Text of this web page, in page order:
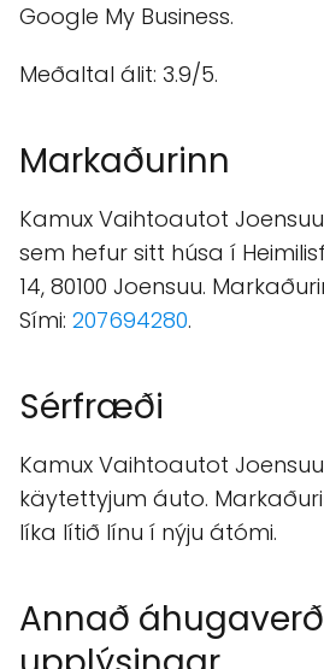
Google My Business.
Meðaltal álit: 3.9/5.
Markaðurinn
Kamux Vaihtoautot
sem hefur sitt húsa í
14, 80100 Joensuu.
Sími: 207694280.
Sérfræði
Kamux Vaihtoautot
käytettyjum áuto.
líka lítið línu í nýju átómi.
Annað